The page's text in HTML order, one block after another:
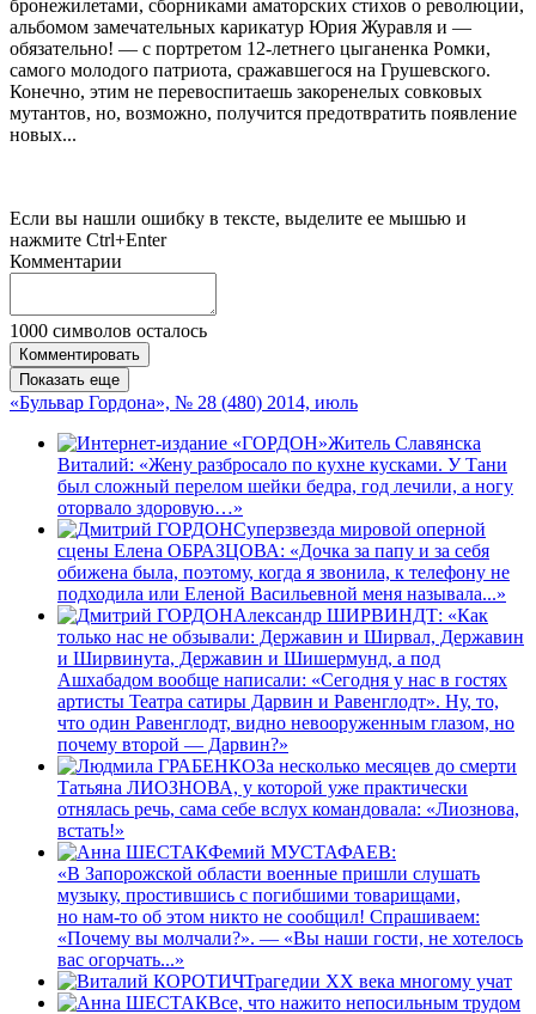
бронежилетами, сборниками аматорских стихов о революции,
альбомом замечательных карикатур Юрия Журавля и —
обязательно! — с портретом 12-летнего цыганенка Ромки,
самого молодого патриота, сражавшегося на Грушевского.
Конечно, этим не перевоспитаешь закоренелых совковых
мутантов, но, возможно, получится предотвратить появление
новых...
Если вы нашли ошибку в тексте, выделите ее мышью и
нажмите Ctrl+Enter
Комментарии
1000 символов осталось
Комментировать
Показать еще
«Бульвар Гордона», № 28 (480) 2014, июль
Житель Славянска
Виталий: «Жену разбросало по кухне кусками. У Тани
был сложный перелом шейки бедра, год лечили, а ногу
оторвало здоровую…»
Суперзвезда мировой оперной
сцены Елена ОБРАЗЦОВА: «Дочка за папу и за себя
обижена была, поэтому, когда я звонила, к телефону не
подходила или Еленой Васильевной меня называла...»
Александр ШИРВИНДТ: «Как
только нас не обзывали: Державин и Ширвал, Державин
и Ширвинута, Державин и Шишермунд, а под
Ашхабадом вообще написали: «Сегодня у нас в гостях
артисты Театра сатиры Дарвин и Равенглодт». Ну, то,
что один Равенглодт, видно невооруженным глазом, но
почему второй — Дарвин?»
За несколько месяцев до смерти
Татьяна ЛИОЗНОВА, у которой уже практически
отнялась речь, сама себе вслух командовала: «Лиознова,
встать!»
Фемий МУСТАФАЕВ:
«В Запорожской области военные пришли слушать
музыку, простившись с погибшими товарищами,
но нам-то об этом никто не сообщил! Спрашиваем:
«Почему вы молчали?». — «Вы наши гости, не хотелось
вас огорчать...»
Трагедии ХХ века многому учат
Все, что нажито непосильным трудом